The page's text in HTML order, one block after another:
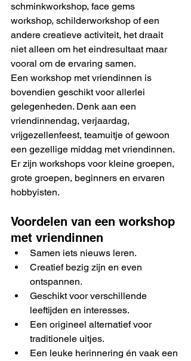
schminkworkshop, face gems
workshop, schilderworkshop of een
andere creatieve activiteit, het draait
niet alleen om het eindresultaat maar
vooral om de ervaring samen.
Een workshop met vriendinnen is
bovendien geschikt voor allerlei
gelegenheden. Denk aan een
vriendinnendag, verjaardag,
vrijgezellenfeest, teamuitje of gewoon
een gezellige middag met vriendinnen.
Er zijn workshops voor kleine groepen,
grote groepen, beginners en ervaren
hobbyisten.
Voordelen van een workshop
met vriendinnen
Samen iets nieuws leren.
Creatief bezig zijn en even
ontspannen.
Geschikt voor verschillende
leeftijden en interesses.
Een origineel alternatief voor
traditionele uitjes.
Een leuke herinnering én vaak een